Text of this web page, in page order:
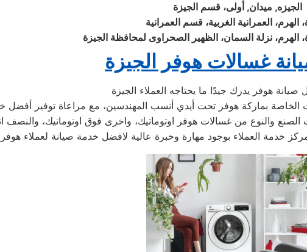
الجيزه, ميدان, أولى، قسم الجيزة
الهرم، العمرانية الغربية، قسم العمرانية
الهرم، نزلة السمان، الظهير الصحراوى لمحافظة الجيزة
غسالات هوفر الجيزة